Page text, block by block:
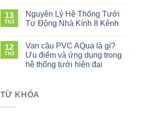
nước
mà
năng
suất
khô:
Có
đáng
tư
không?
Kỹ
thuật
tưới
long
tiết
kiệm
nước
phát
13
Th3
Nguyên Lý Hệ Thống Tưới
Tự Động Nhà Kính 8 Kênh
Nguyên
Lý
Hệ
Thống
Động
12
Th3
Van cầu PVC AQua là gì?
Ưu điểm và ứng dụng trong
hệ thống tưới hiện đại
cầu
TỪ KHÓA